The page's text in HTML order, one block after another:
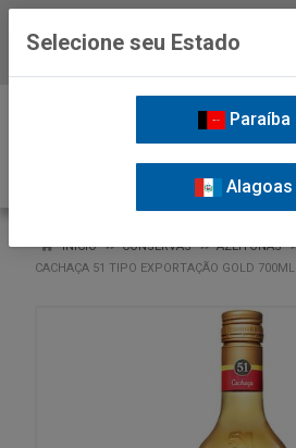
INÍCIO CONSERVAS
AZEITONAS
CACHAÇA 51 TIPO EXPORTAÇÃO GOLD 700ML
Selecione seu Estado
Paraíba
Alagoas